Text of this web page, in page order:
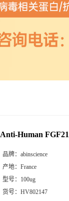
Anti-Human
品牌： abinscience
产地： France
型号： 100ug
货号： HV802147